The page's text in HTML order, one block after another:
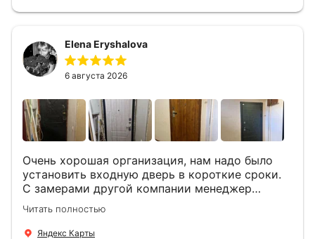
установили две двери, ответили на все
вопросы . Выполненной работой мы довольны.
Огромная всем благодарность!
Elena Eryshalova
6 августа 2026
Очень хорошая организация, нам надо было
установить входную дверь в короткие сроки.
С замерами другой компании менеджер
компании Филлип, быстро предоставил нам
варианты дверей, монтаж тоже был очень
четкий, позвонили, согласовали и установили
Читать полностью
Яндекс Карты